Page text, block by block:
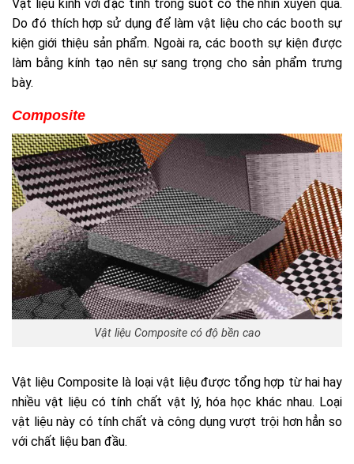
Vật liệu kính với đặc tính trong suốt có thể nhìn xuyên qua.
Do đó thích hợp sử dụng để làm vật liệu cho các booth sự
kiện giới thiệu sản phẩm. Ngoài ra, các booth sự kiện được
làm bằng kính tạo nên sự sang trọng cho sản phẩm trưng
bày.
Composite
Vật liệu Composite có độ bền cao
Vật liệu Composite là loại vật liệu được tổng hợp từ hai hay
nhiều vật liệu có tính chất vật lý, hóa học khác nhau. Loại
vật liệu này có tính chất và công dụng vượt trội hơn hẳn so
với chất liệu ban đầu.